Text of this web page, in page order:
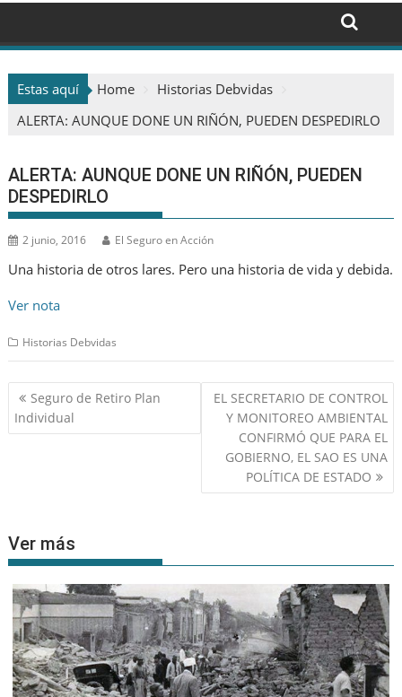
Estas aquí Home
Historias Debvidas
ALERTA: AUNQUE DONE UN RIÑÓN, PUEDEN DESPEDIRLO
ALERTA: AUNQUE DONE UN RIÑÓN, PUEDEN
DESPEDIRLO
2 junio, 2016 El Seguro en Acción
Una historia de otros lares. Pero una historia de vida y debida.
Ver nota
Historias Debvidas
Navegación
de
entradas
Seguro de Retiro Plan
Individual
EL SECRETARIO DE CONTROL
Y MONITOREO AMBIENTAL
CONFIRMÓ QUE PARA EL
GOBIERNO, EL SAO ES UNA
POLÍTICA DE ESTADO
Ver más